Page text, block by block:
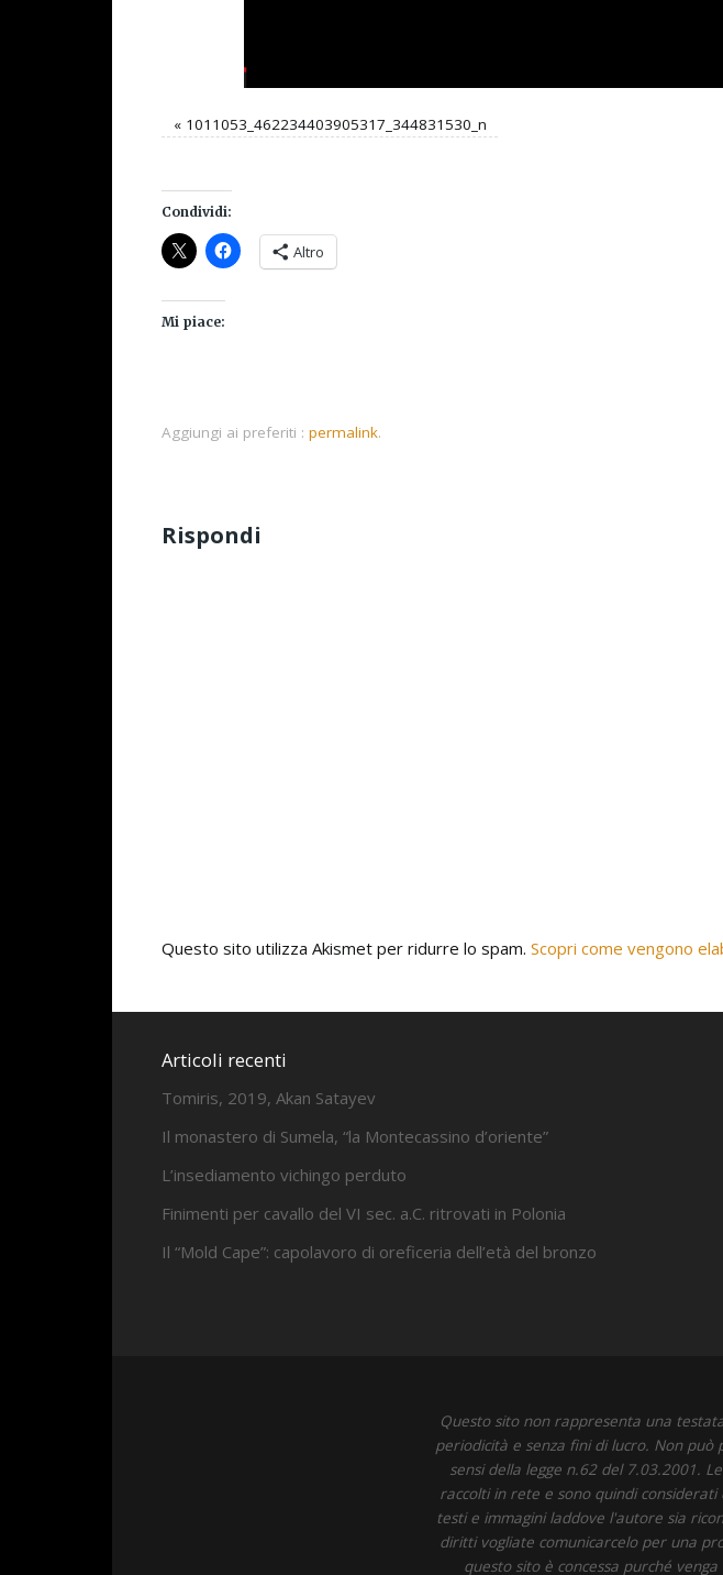
« 1011053_462234403905317_344831530_n
Condividi:
Altro
Mi piace:
Aggiungi ai preferiti : permalink.
Rispondi
Questo sito utilizza Akismet per ridurre lo spam. Scopri come vengono
Articoli recenti
Tomiris, 2019, Akan Satayev
Il monastero di Sumela, “la Montecassino d’oriente”
L’insediamento vichingo perduto
Finimenti per cavallo del VI sec. a.C. ritrovati in Polonia
Il “Mold Cape”: capolavoro di oreficeria dell’età del bronzo
Questo sito non rappresenta una
periodicità e senza fini di lucro. Non
sensi della legge n.62 del 7.03.2001.
raccolti in rete e sono quindi
testi e immagini laddove l'autore sia
diritti vogliate comunicarcelo per una
questo sito è concessa purché